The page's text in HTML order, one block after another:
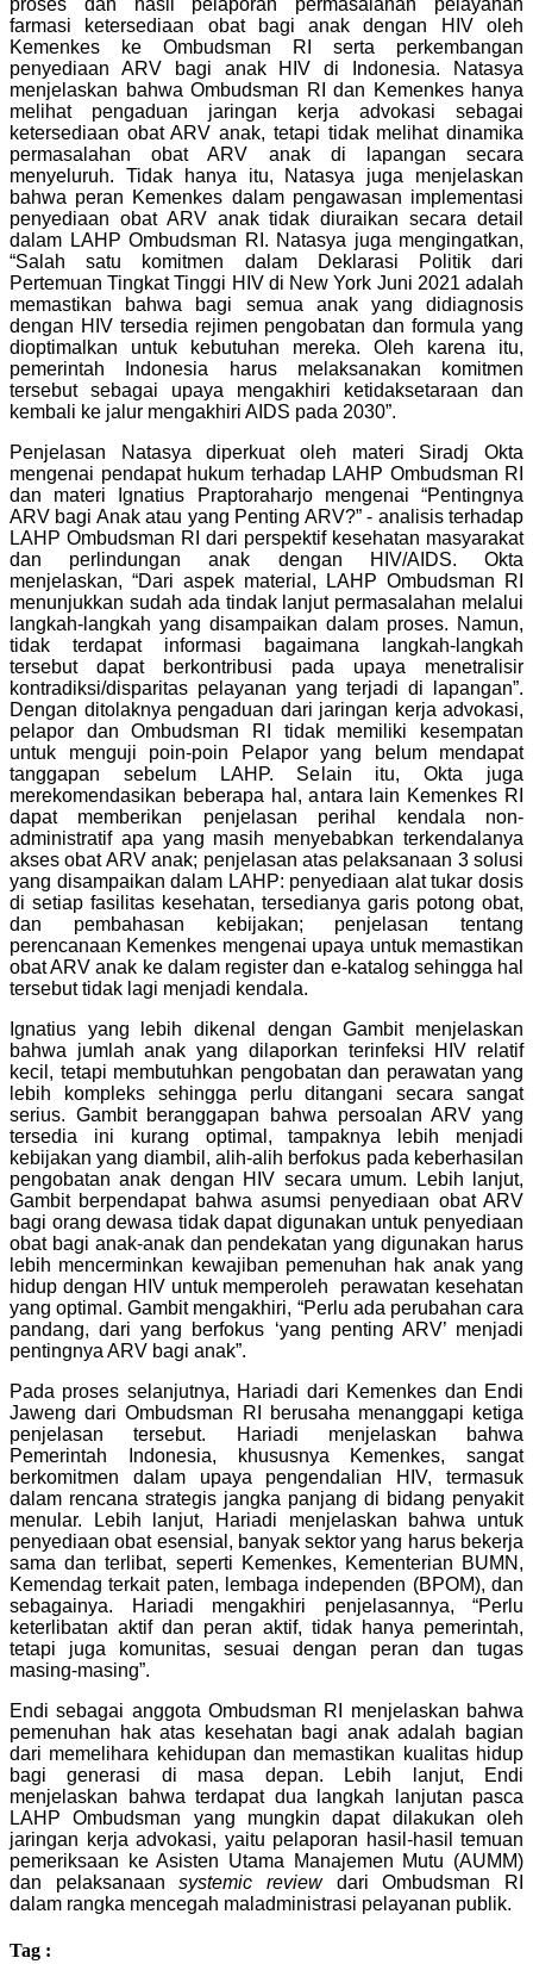
farmasi ketersediaan obat bagi anak dengan HIV oleh
Kemenkes
ke Ombudsman RI serta perkembangan
penyediaan ARV bagi anak HIV di Indonesia. Natasya
menjelaskan bahwa Ombudsman RI dan Kemenkes hanya
melihat pengaduan jaringan kerja advokasi sebagai
ketersediaan obat ARV anak, tetapi tidak melihat dinamika
permasalahan obat ARV anak di lapangan secara
menyeluruh. Tidak hanya itu, Natasya juga menjelaskan
bahwa peran Kemenkes dalam pengawasan implementasi
penyediaan obat ARV anak tidak diuraikan secara detail
dalam LAHP Ombudsman RI. Natasya juga mengingatkan,
“Salah satu komitmen dalam Deklarasi Politik dari
Pertemuan Tingkat Tinggi HIV di New York Juni 2021 adalah
memastikan bahwa bagi semua anak yang didiagnosis
dengan HIV tersedia rejimen pengobatan dan formula yang
dioptimalkan untuk kebutuhan mereka. Oleh karena itu,
pemerintah Indonesia harus melaksanakan komitmen
tersebut sebagai upaya mengakhiri ketidaksetaraan dan
kembali ke jalur mengakhiri AIDS pada 2030”.
Penjelasan Natasya diperkuat oleh materi Siradj Okta
mengenai pendapat hukum terhadap LAHP Ombudsman RI
dan materi Ignatius Praptoraharjo mengenai “Pentingnya
ARV bagi Anak atau yang Penting ARV?” - analisis terhadap
LAHP Ombudsman RI dari perspektif kesehatan masyarakat
dan perlindungan anak dengan HIV/AIDS. Okta
menjelaskan, “Dari aspek material, LAHP Ombudsman RI
menunjukkan sudah ada tindak lanjut permasalahan melalui
langkah-langkah yang disampaikan dalam proses. Namun,
tidak terdapat informasi bagaimana langkah-langkah
tersebut dapat berkontribusi pada upaya menetralisir
kontradiksi/disparitas pelayanan yang terjadi di lapangan”.
Dengan ditolaknya pengaduan dari jaringan kerja advokasi,
pelapor dan Ombudsman RI tidak memiliki kesempatan
untuk menguji poin-poin Pelapor yang belum mendapat
tanggapan sebelum LAHP. Selain itu, Okta juga
merekomendasikan beberapa hal, antara lain Kemenkes RI
dapat memberikan penjelasan perihal kendala non-
administratif apa yang masih menyebabkan terkendalanya
akses obat ARV anak; penjelasan atas pelaksanaan 3 solusi
yang disampaikan dalam LAHP: penyediaan alat tukar dosis
di setiap fasilitas kesehatan, tersedianya garis potong obat,
dan pembahasan kebijakan; penjelasan tentang
perencanaan Kemenkes mengenai upaya untuk memastikan
obat ARV anak ke dalam register dan e-katalog sehingga hal
tersebut tidak lagi menjadi kendala.
Ignatius yang lebih dikenal dengan Gambit menjelaskan
bahwa jumlah anak yang dilaporkan terinfeksi HIV relatif
kecil, tetapi membutuhkan pengobatan dan perawatan yang
lebih kompleks sehingga perlu ditangani secara sangat
serius. Gambit beranggapan bahwa persoalan ARV yang
tersedia ini kurang optimal, tampaknya lebih menjadi
kebijakan yang diambil, alih-alih berfokus pada keberhasilan
pengobatan anak dengan HIV secara umum. Lebih lanjut,
Gambit berpendapat bahwa asumsi penyediaan obat ARV
bagi orang dewasa tidak dapat digunakan untuk penyediaan
obat bagi anak-anak dan pendekatan yang digunakan harus
lebih mencerminkan kewajiban pemenuhan hak anak yang
hidup dengan HIV untuk memperoleh perawatan kesehatan
yang optimal. Gambit mengakhiri, “Perlu ada perubahan cara
pandang, dari yang berfokus ‘yang penting ARV’ menjadi
pentingnya ARV bagi anak”.
Pada proses selanjutnya, Hariadi dari Kemenkes dan Endi
Jaweng dari Ombudsman RI berusaha menanggapi ketiga
penjelasan tersebut. Hariadi menjelaskan bahwa
Pemerintah Indonesia, khususnya Kemenkes, sangat
berkomitmen dalam upaya pengendalian HIV, termasuk
dalam rencana strategis jangka panjang di bidang penyakit
menular. Lebih lanjut, Hariadi menjelaskan bahwa untuk
penyediaan obat esensial, banyak sektor yang harus bekerja
sama dan terlibat, seperti Kemenkes, Kementerian BUMN,
Kemendag terkait paten, lembaga independen (BPOM), dan
sebagainya. Hariadi mengakhiri penjelasannya, “Perlu
keterlibatan aktif dan peran aktif, tidak hanya pemerintah,
tetapi juga komunitas, sesuai dengan peran dan tugas
masing-masing”.
Endi sebagai anggota Ombudsman RI menjelaskan bahwa
pemenuhan hak atas kesehatan bagi anak adalah bagian
dari memelihara kehidupan dan memastikan kualitas hidup
bagi generasi di masa depan. Lebih lanjut, Endi
menjelaskan bahwa terdapat dua langkah lanjutan pasca
LAHP Ombudsman yang mungkin dapat dilakukan oleh
jaringan kerja advokasi, yaitu pelaporan hasil-hasil temuan
pemeriksaan ke Asisten Utama Manajemen Mutu (AUMM)
dan pelaksanaansystemic reviewdari Ombudsman RI
dalam rangka mencegah maladministrasi pelayanan publik.
Tag :